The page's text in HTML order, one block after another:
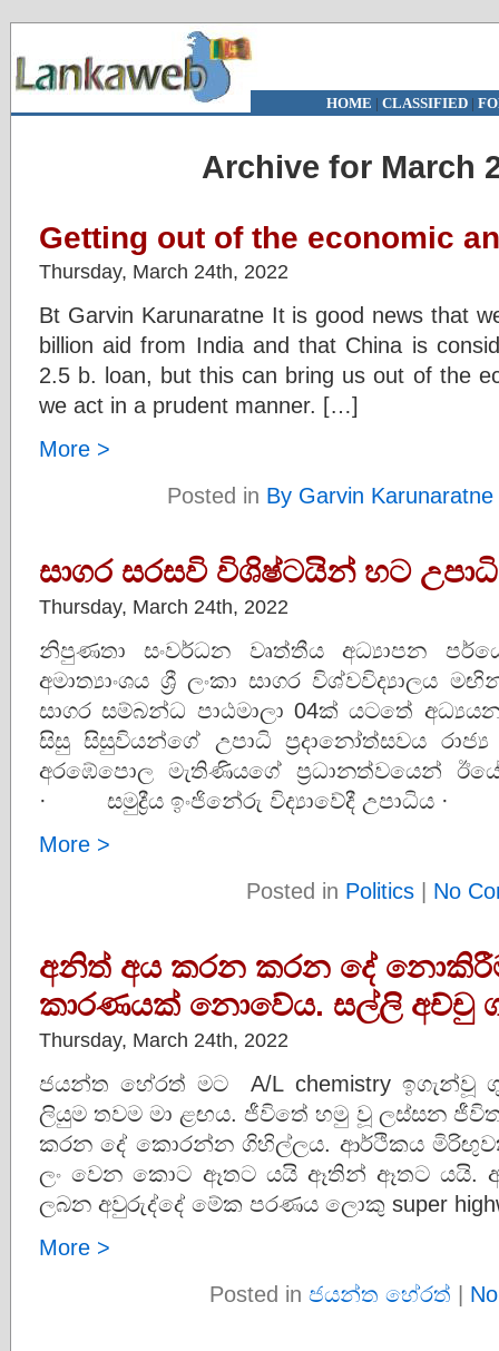
HOME | CLASSIFIED|
Archive for March
Getting out of the economic
Thursday, March 24th, 2022
Bt Garvin Karunaratne It is good news that
billion aid from India and that China is
2.5 b. loan, but this can bring us out of the
we act in a prudent manner. […]
More >
Posted in By Garvin Karunaratne
සාගර සරසවි විශිෂ්ටයින් හට උපාධි
Thursday, March 24th, 2022
නිපුණතා සංවර්ධන වෘත්තීය අධ්‍යාපන
අමාත්‍යාංශය ශ්‍රී ලංකා සාගර විශ්වවිද්‍යාලය
සාගර සම්බන්ධ පාඨමාලා 04ක් යටතේ
සිසු සිසුවියන්ගේ උපාධි ප්‍රදානෝත්සවය
අරඹේපොල මැතිණියගේ ප්‍රධානත්වයෙන්
· සමුද්‍රීය ඉංජිනේරු විද්‍යාවේදී උපාධිය ·
More >
Posted in Politics | No
අනිත් අය කරන කරන දේ
කාරණයක් නොවේය. සල්ලි අච්චු
Thursday, March 24th, 2022
ජයන්ත හේරත් මට A/L chemistry
ලියුම තවම මා ළඟය. ජීවිතේ හමු වූ ලස්සන
කරන දේ කොරන්න ගිහිල්ලය. ආර්ථිකය
ලං වෙන කොට ඈතට යයි ඈතින් ඈතට යයි.
ලබන අවුරුද්දේ මේක පරණය ලොකු super
More >
Posted in ජයන්ත හේරත් |